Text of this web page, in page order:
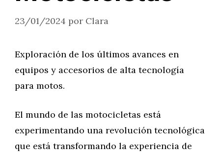
23/01/2024 por Clara
Exploración de los últimos avances en
equipos y accesorios de alta tecnología
para motos.
El mundo de las motocicletas está
experimentando una revolución tecnológica
que está transformando la experiencia de